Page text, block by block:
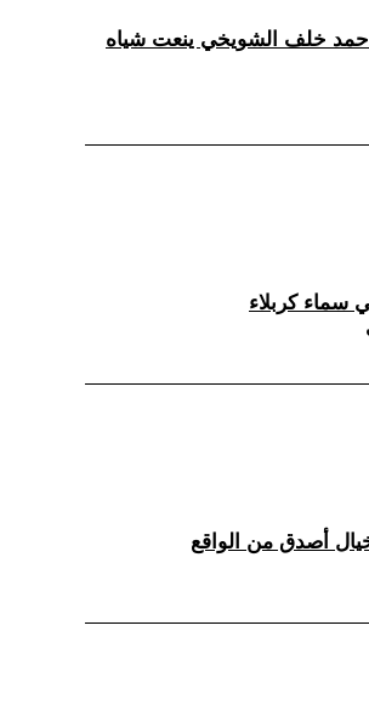
احمد خلف الشويخي ينعت شياه